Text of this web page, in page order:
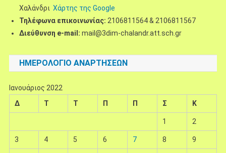
Χαλάνδρι Χάρτης της Google
Τηλέφωνα επικοινωνίας: 2106811564 & 2106811567
Διεύθυνση e-mail: mail@3dim-chalandr.att.sch.gr
ΗΜΕΡΟΛΌΓΙΟ ΑΝΑΡΤΉΣΕΩΝ
Ιανουάριος 2022
Δ
Τ Τ Π Π Σ Κ
1 2
3 4 5 6 7 8 9